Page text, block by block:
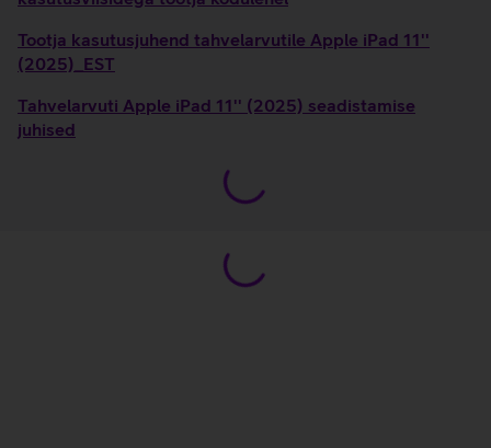
Tootja kasutusjuhend tahvelarvutile Apple iPad 11''
(2025)_EST
Tahvelarvuti Apple iPad 11'' (2025) seadistamise
juhised